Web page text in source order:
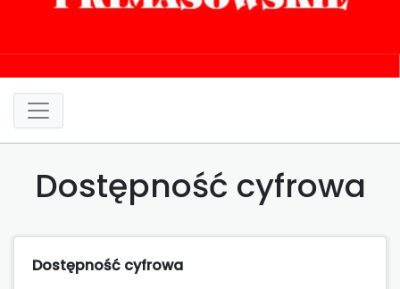
Dostępność cyfrowa
Dostępność cyfrowa